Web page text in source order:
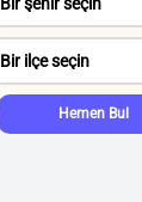
Bir ilçe seçin
Hemen Bul